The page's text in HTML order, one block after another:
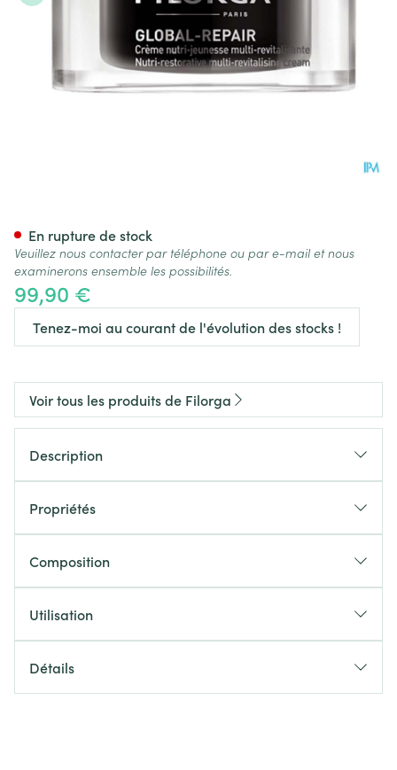
99,90 €
Tenez-moi au courant de l'évolution des stocks !
En rupture de stock
Veuillez nous contacter par téléphone ou par e-mail et nous
examinerons ensemble les possibilités.
Voir tous les produits de Filorga
Description
Propriétés
Composition
Utilisation
Détails